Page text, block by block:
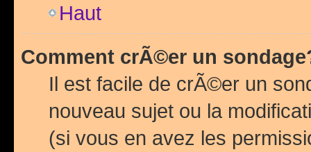
Haut
Comment crÃ©er un
Il est facile de crÃ©er un
nouveau sujet ou la
(si vous en avez les